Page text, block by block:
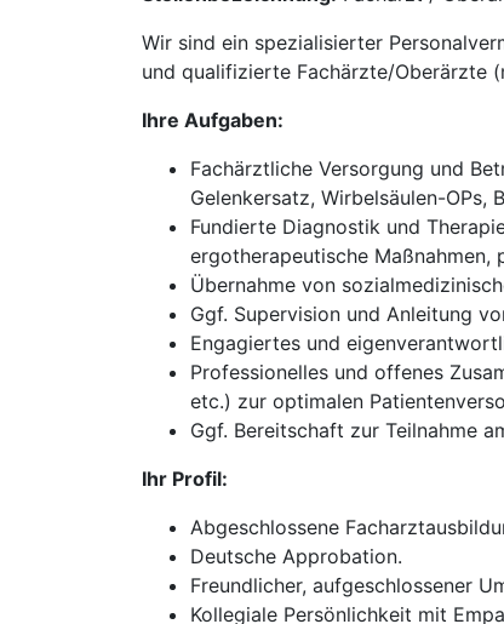
Wir sind ein spezialisierter
und qualifizierte Fachärzte/Oberärzte
Ihre Aufgaben:
Fachärztliche Versorgung und
Gelenkersatz, Wirbelsäulen-
Fundierte Diagnostik und
ergotherapeutische Maßnahmen,
Übernahme von
Ggf. Supervision und Anleitung
Engagiertes und
Professionelles und offenes
etc.) zur optimalen
Ggf. Bereitschaft zur Teilnahme
Ihr Profil:
Abgeschlossene
Deutsche Approbation.
Freundlicher, aufgeschlossener
Kollegiale Persönlichkeit mit